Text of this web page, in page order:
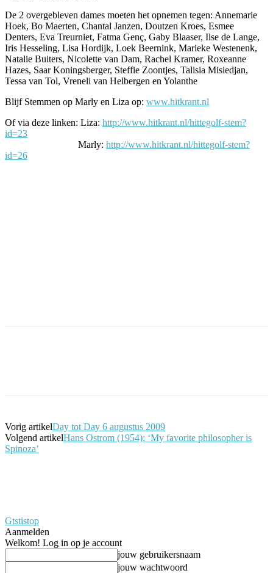
De 2 overgebleven dames moeten het opnemen tegen: Annemarie
Hoek, Bo Maerten, Chantal Janzen, Doutzen Kroes, Esmee
Denters, Eva Treurniet, Fatma Genç, Gaby Blaaser, Ilse de Lange,
Iris Hesseling, Lisa Hordijk, Loek Beernink, Marieke Westenenk,
Natalie Buiters, Nicolette van Dam, Rachel Kramer, Roxeanne
Hazes, Saar Koningsberger, Steffie Zoontjes, Talisia Misiedjan,
Tessa van Tol, Vreneli van Helbergen en Yolanthe
Blijf Stemmen op Marly en Liza op: www.hitkrant.nl
Of via deze linken: Liza: http://www.hitkrant.nl/hittegolf-stem?
id=23
Marly: http://www.hitkrant.nl/hittegolf-stem?
id=26
Vorig artikelDay tot Day 6 augustus 2009
Volgend artikelHans Ostrom (1954): ‘My favorite philosopher is
Spinoza’
Gtstistop
Aanmelden
Welkom! Log in op je account
jouw gebruikersnaam
jouw wachtwoord